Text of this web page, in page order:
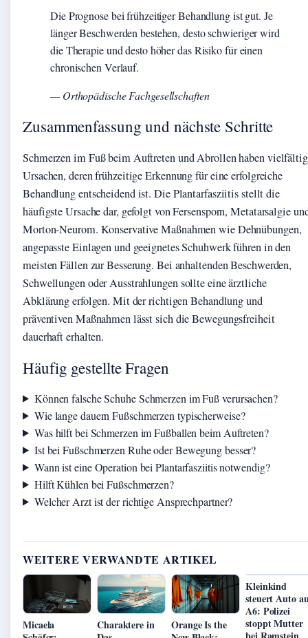
Die Prognose bei frühzeitiger Behandlung ist gut. Je
länger Beschwerden bestehen, desto schwieriger wird
die Therapie und desto höher das Risiko für einen
chronischen Verlauf.
— Orthopädische Fachgesellschaften
Zusammenfassung und nächste Schritte
Schmerzen im Fuß beim Auftreten und Abrollen haben
Ursachen, deren frühzeitige Erkennung für eine erfolgreiche
Behandlung entscheidend ist. Die Plantarfasziitis stellt die
häufigste Ursache dar, gefolgt von Fersensporn, Metatarsalgie
Morton-Neurom. Konservative Maßnahmen wie Dehnübungen,
angepasste Einlagen und geeignetes Schuhwerk führen in den
meisten Fällen zur Besserung. Bei anhaltenden Beschwerden,
Schwellungen oder Ausstrahlungen sollte eine ärztliche
Abklärung erfolgen. Mit der richtigen Behandlung und
präventiven Maßnahmen lässt sich die Bewegungsfreiheit
dauerhaft erhalten.
Häufig gestellte Fragen
Können falsche Schuhe Schmerzen im Fuß verursachen?
Wie lange dauern Fußschmerzen typischerweise?
Was hilft bei Schmerzen im Fußballen beim Auftreten?
Ist bei Fußschmerzen Ruhe oder Bewegung besser?
Wann ist eine Operation bei Plantarfasziitis notwendig?
Hilft Kühlen bei Fußschmerzen?
Welcher Arzt ist der richtige Ansprechpartner?
WEITERE VERWANDTE ARTIKEL
Micaela
Charaktere in
Orange Is the
Kleinkind
steuert Auto
A6: Polizei
stoppt Mutter